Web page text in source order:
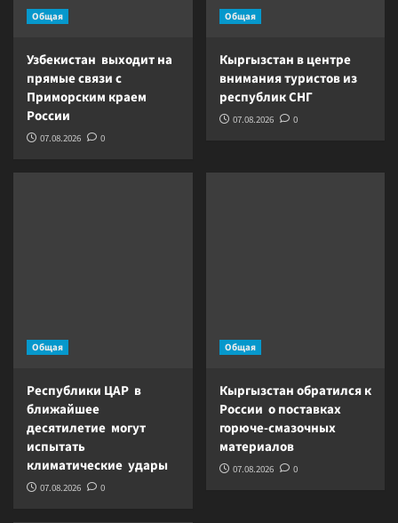
Общая
Узбекистан выходит на
прямые связи с
Приморским краем
России
07.08.2026 0
Общая
Кыргызстан в центре
внимания туристов из
республик СНГ
07.08.2026 0
Общая
Республики ЦАР в
ближайшее
десятилетие могут
испытать
климатические удары
07.08.2026 0
Общая
Кыргызстан обратился к
России о поставках
горюче-смазочных
материалов
07.08.2026 0